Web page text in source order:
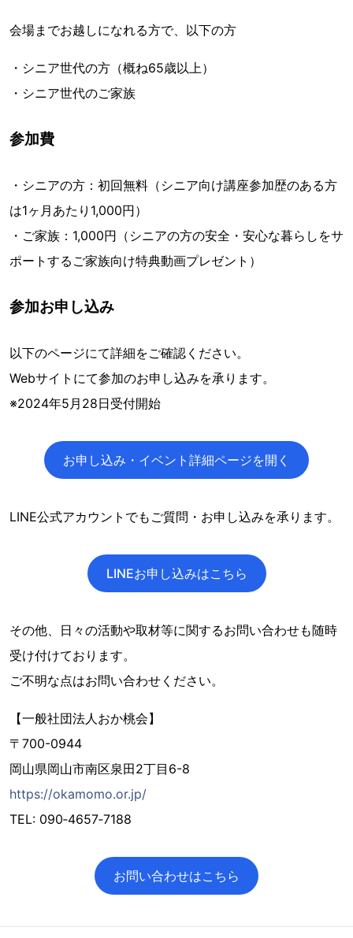
会場までお越しになれる方で、以下の方
・シニア世代の方（概ね65歳以上）
・シニア世代のご家族
参加費
・シニアの方：初回無料（シニア向け講座参加歴のある方
は1ヶ月あたり1,000円）
・ご家族：1,000円（シニアの方の安全・安心な暮らしをサ
ポートするご家族向け特典動画プレゼント）
参加お申し込み
以下のページにて詳細をご確認ください。
Webサイトにて参加のお申し込みを承ります。
※2024年5月28日受付開始
お申し込み・イベント詳細ページを開く
LINE公式アカウントでもご質問・お申し込みを承ります。
LINEお申し込みはこちら
その他、日々の活動や取材等に関するお問い合わせも随時
受け付けております。
ご不明な点はお問い合わせください。
【一般社団法人おか桃会】
〒700-0944
岡山県岡山市南区泉田2丁目6-8
https://okamomo.or.jp/
TEL: 090‑4657‑7188
お問い合わせはこちら